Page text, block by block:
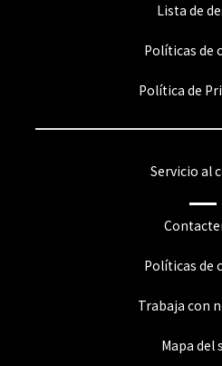
Lista de
Políticas de
Política de
Servicio al
Políticas de
Trabaja con
Mapa del